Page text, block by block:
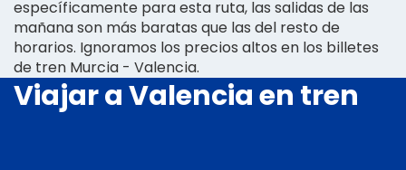
específicamente para esta ruta, las salidas de las
mañana son más baratas que las del resto de
horarios. Ignoramos los precios altos en los billetes
de tren Murcia - Valencia.
Viajar a Valencia en tren